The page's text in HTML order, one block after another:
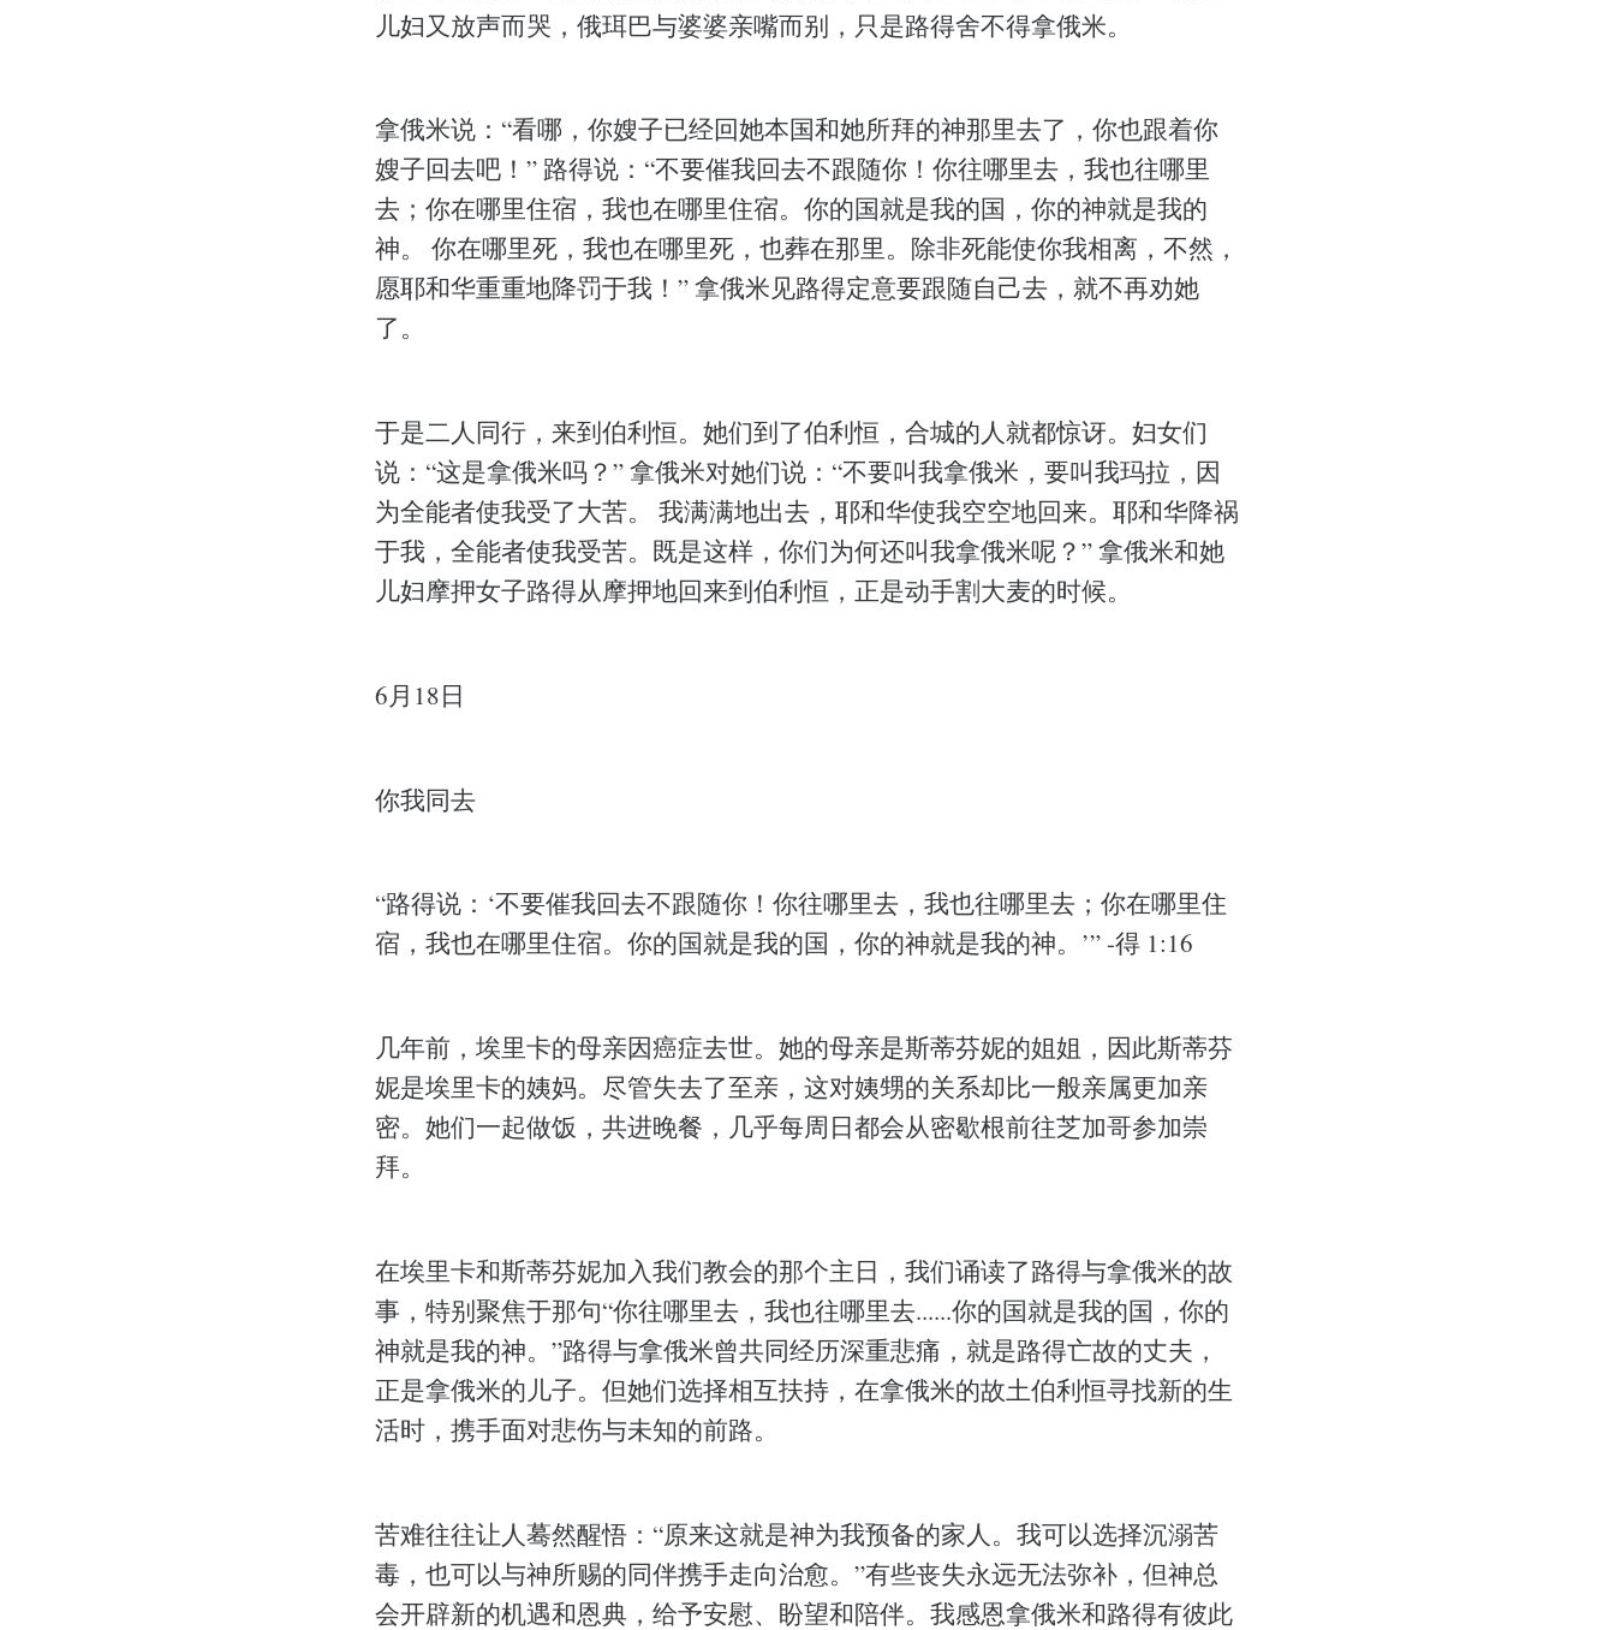
儿妇又放声而哭，俄珥巴与婆婆亲嘴而别，只是路得舍不得拿俄米。
拿俄米说：“看哪，你嫂子已经回她本国和她所拜的神那里去了，你也跟着你
嫂子回去吧！” 路得说：“不要催我回去不跟随你！你往哪里去，我也往哪里
去；你在哪里住宿，我也在哪里住宿。你的国就是我的国，你的神就是我的
神。 你在哪里死，我也在哪里死，也葬在那里。除非死能使你我相离，不然，
愿耶和华重重地降罚于我！” 拿俄米见路得定意要跟随自己去，就不再劝她
了。
于是二人同行，来到伯利恒。她们到了伯利恒，合城的人就都惊讶。妇女们
说：“这是拿俄米吗？” 拿俄米对她们说：“不要叫我拿俄米，要叫我玛拉，因
为全能者使我受了大苦。 我满满地出去，耶和华使我空空地回来。耶和华降祸
于我，全能者使我受苦。既是这样，你们为何还叫我拿俄米呢？” 拿俄米和她
儿妇摩押女子路得从摩押地回来到伯利恒，正是动手割大麦的时候。
6月18日
你我同去
“路得说：‘不要催我回去不跟随你！你往哪里去，我也往哪里去；你在哪里住
宿，我也在哪里住宿。你的国就是我的国，你的神就是我的神。’” -得 1:16
几年前，埃里卡的母亲因癌症去世。她的母亲是斯蒂芬妮的姐姐，因此斯蒂芬
妮是埃里卡的姨妈。尽管失去了至亲，这对姨甥的关系却比一般亲属更加亲
密。她们一起做饭，共进晚餐，几乎每周日都会从密歇根前往芝加哥参加崇
拜。
在埃里卡和斯蒂芬妮加入我们教会的那个主日，我们诵读了路得与拿俄米的故
事，特别聚焦于那句“你往哪里去，我也往哪里去......你的国就是我的国，你的
神就是我的神。”路得与拿俄米曾共同经历深重悲痛，就是路得亡故的丈夫，
正是拿俄米的儿子。但她们选择相互扶持，在拿俄米的故土伯利恒寻找新的生
活时，携手面对悲伤与未知的前路。
苦难往往让人蓦然醒悟：“原来这就是神为我预备的家人。我可以选择沉溺苦
毒，也可以与神所赐的同伴携手走向治愈。”有些丧失永远无法弥补，但神总
会开辟新的机遇和恩典，给予安慰、盼望和陪伴。我感恩拿俄米和路得有彼此